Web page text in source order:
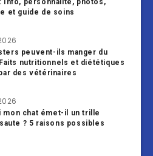
Info, personnalité, photos,
et guide de soins
peuvent-ils manger du
nutritionnels et diététiques
des vétérinaires
mon chat émet-il un trille
saute ? 5 raisons possibles